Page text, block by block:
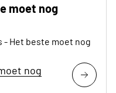
moet nog
- Het beste moet nog
nog